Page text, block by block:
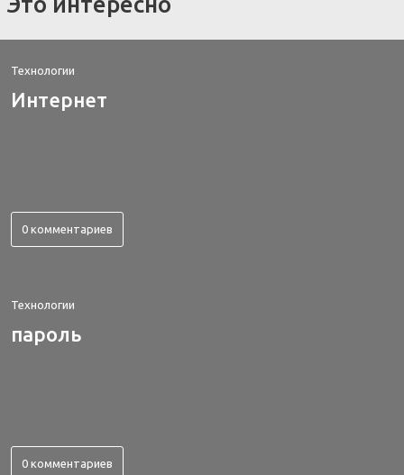
Технологии
Интернет
0 комментариев
Технологии
пароль
0 комментариев